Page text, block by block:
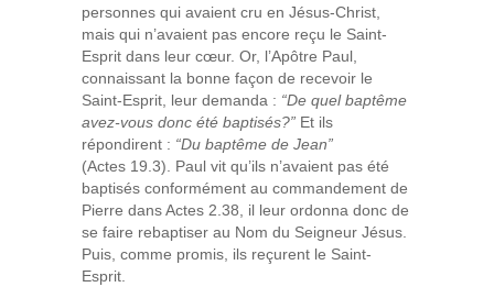
personnes qui avaient cru en Jésus-Christ,
mais qui n’avaient pas encore reçu le Saint-
Esprit dans leur cœur. Or, l’Apôtre Paul,
connaissant la bonne façon de recevoir le
Saint-Esprit, leur demanda : “De quel baptême
avez-vous donc été baptisés?” Et ils
répondirent : “Du baptême de Jean”
(Actes 19.3). Paul vit qu’ils n’avaient pas été
baptisés conformément au commandement de
Pierre dans Actes 2.38, il leur ordonna donc de
se faire rebaptiser au Nom du Seigneur Jésus.
Puis, comme promis, ils reçurent le Saint-
Esprit.